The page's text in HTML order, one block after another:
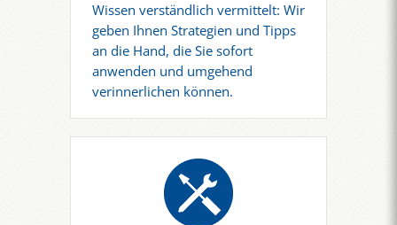
Wissen verständlich vermittelt: Wir
geben Ihnen Strategien und Tipps
an die Hand, die Sie sofort
anwenden und umgehend
verinnerlichen können.